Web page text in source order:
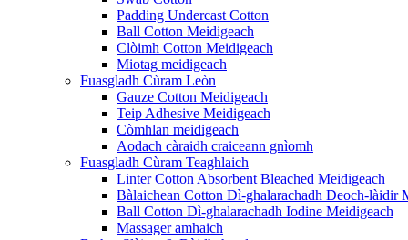
Padding Undercast Cotton
Ball Cotton Meidigeach
Clòimh Cotton Meidigeach
Miotag meidigeach
Fuasgladh Cùram Leòn
Gauze Cotton Meidigeach
Teip Adhesive Meidigeach
Còmhlan meidigeach
Aodach càraidh craiceann gnìomh
Fuasgladh Cùram Teaghlaich
Linter Cotton Absorbent Bleached Meidigeach
Bàlaichean Cotton Dì-ghalarachadh Deoch-làidir
Ball Cotton Dì-ghalarachadh Iodine Meidigeach
Massager amhaich